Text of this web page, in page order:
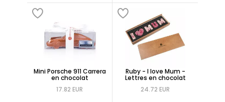
Mini Porsche 911 Carrera
en chocolat
17.82 EUR
Ruby - I love Mum -
Lettres en chocolat
24.72 EUR